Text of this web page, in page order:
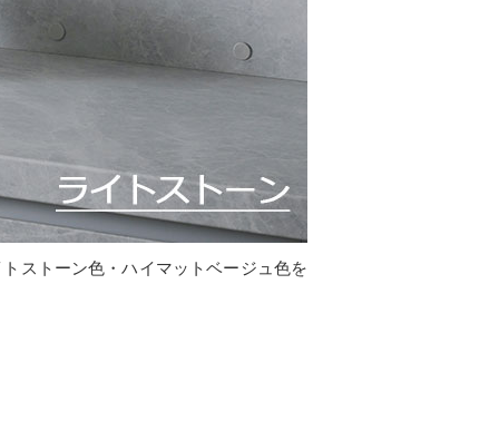
ストーン色・ハイマットベージュ色を